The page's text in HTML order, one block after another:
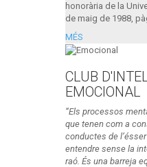
honorària de la
de maig de 1988,
MÉS
CLUB
EMOCIONAL
“Els processos
que tenen com a
conductes de
entendre sense la
raó. És una barreja